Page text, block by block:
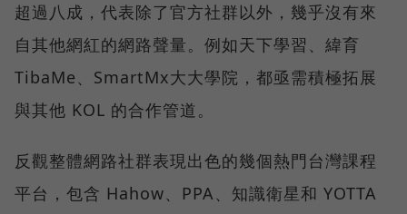
超過八成，代表除了官方社群以外，幾乎沒有來
自其他網紅的網路聲量。例如天下學習、緯育
TibaMe、SmartMx大大學院，都亟需積極拓展
與其他 KOL 的合作管道。
反觀整體網路社群表現出色的幾個熱門台灣課程
平台，包含 Hahow、PPA、知識衛星和 YOTTA